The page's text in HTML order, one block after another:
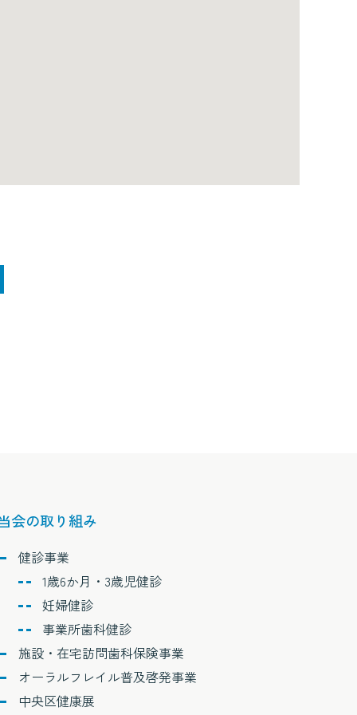
会の取り組み
健診事業
1歳6か月・3歳児健診
妊婦健診
事業所歯科健診
施設・在宅訪問歯科保険事業
オーラルフレイル普及啓発事業
中央区健康展